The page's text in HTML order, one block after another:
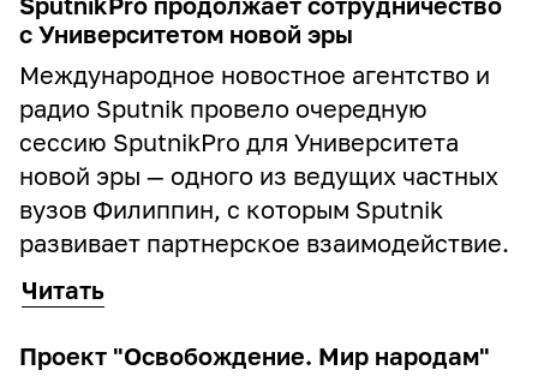
с Университетом новой эры
Международное новостное агентство и
радио Sputnik провело очередную
сессию SputnikPro для Университета
новой эры — одного из ведущих частных
вузов Филиппин, с которым Sputnik
развивает партнерское взаимодействие.
Читать
Проект "Освобождение. Мир народам"